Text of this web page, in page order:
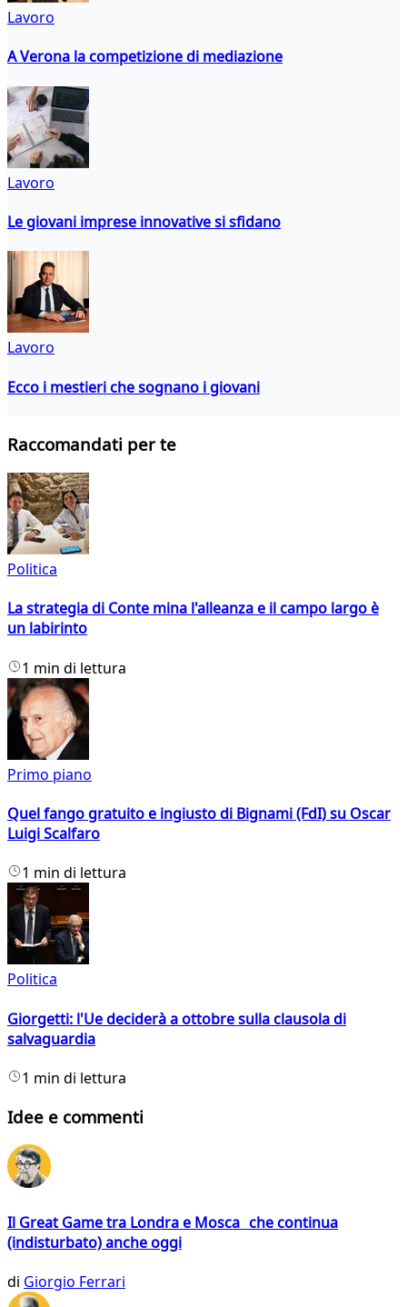
Lavoro
A Verona la competizione di mediazione
Lavoro
Le giovani imprese innovative si sfidano
Lavoro
Ecco i mestieri che sognano i giovani
Raccomandati per te
Politica
La strategia di Conte mina l'alleanza e il campo largo è
un labirinto
1 min di lettura
Primo piano
Quel fango gratuito e ingiusto di Bignami (FdI) su Oscar
Luigi Scalfaro
1 min di lettura
Politica
Giorgetti: l'Ue deciderà a ottobre sulla clausola di
salvaguardia
1 min di lettura
Idee e commenti
Il Great Game tra Londra e Mosca che continua
(indisturbato) anche oggi
di Giorgio Ferrari